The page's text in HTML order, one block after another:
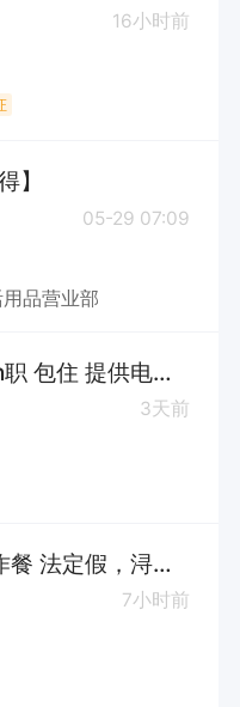
16小时前
】
05-29 07:09
品营业部
淘宝闪购骑手【可招Jian职 包住 提供电动车 入职90天奖励1880】
3天前
送货司机【早八晚六 工作餐 法定假，浔阳区】
7小时前